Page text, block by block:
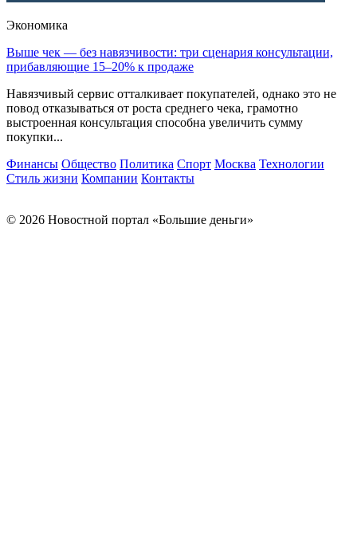
Экономика
Выше чек — без навязчивости: три сценария консультации,
прибавляющие 15–20% к продаже
Навязчивый сервис отталкивает покупателей, однако это не
повод отказываться от роста среднего чека, грамотно
выстроенная консультация способна увеличить сумму
покупки...
Финансы Общество Политика Спорт Москва Технологии
Стиль жизни Компании Контакты
© 2026 Новостной портал «Большие деньги»